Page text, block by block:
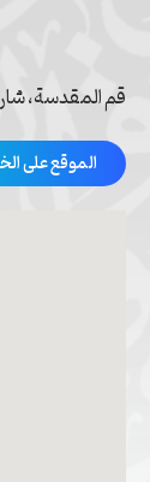
قم المقدسة،
الموقع على